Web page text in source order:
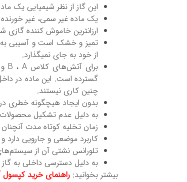
این گاز از نظر شیمیایی یک
یک ماده غیر سمی، غیر
ارزانترین خاموش کننده
تمیز و خشک است و آسیبی به
از خود به جای نمیگذارد.
گسترده است. این ماده در
چنین کاری نیستند.
بدون ایجاد هیچگونه خطری
به دلیل عدم تشکیل
زمان تخلیه کوتاه مدت
کاربرد موضعی و جارویی
تلورانس نشتی آن از
به دلیل دسترسی داخلی به گاز CO2 باعث صرفه جویی ارزی می‌شود.
بیشتر بخوانید: راهنمای خرید